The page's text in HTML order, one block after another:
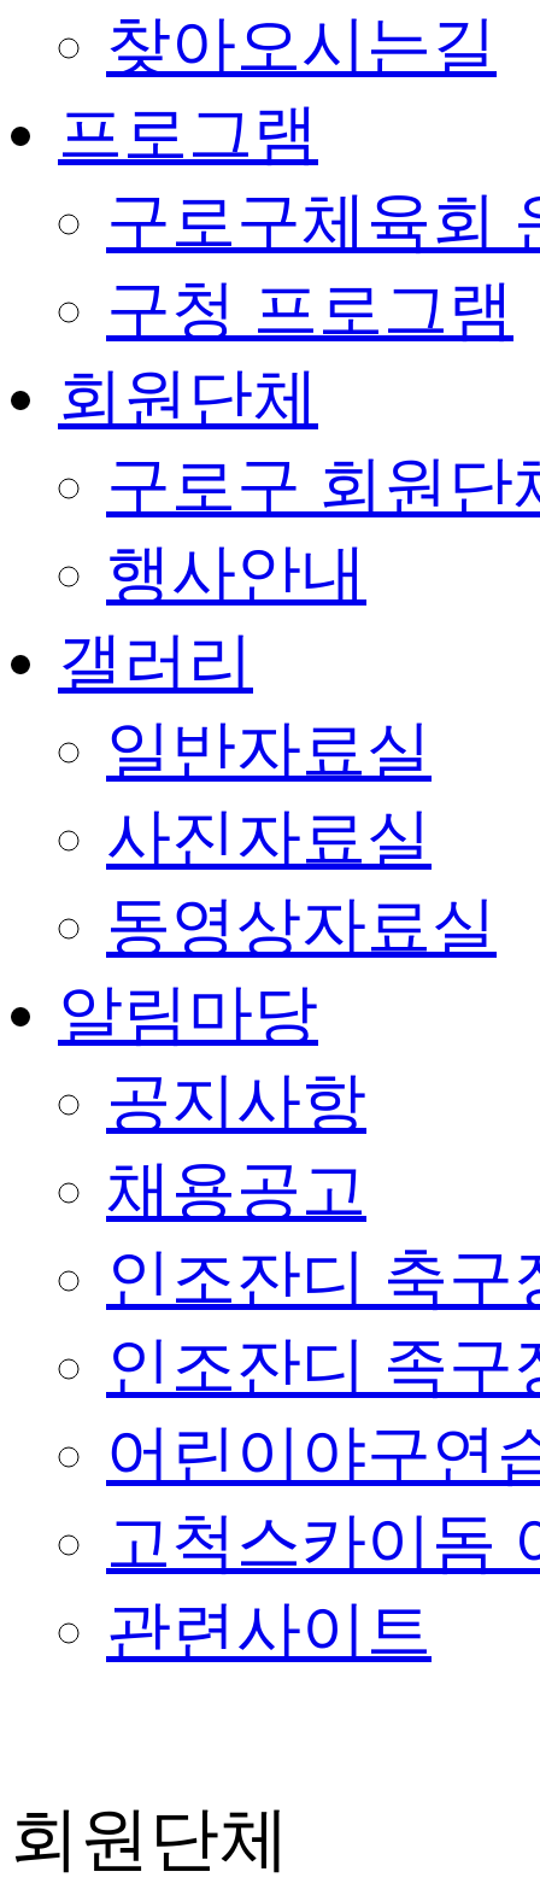
찾아오시는길
프로그램
구로구체육회
구청 프로그램
회원단체
구로구 회원단
행사안내
갤러리
일반자료실
사진자료실
동영상자료실
알림마당
공지사항
채용공고
인조잔디 축구
인조잔디 족구
어린이야구연
고척스카이돔
관련사이트
회원단체